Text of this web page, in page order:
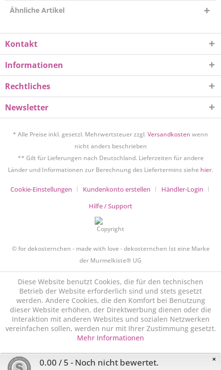
Ähnliche Artikel
Kontakt
Informationen
Rechtliches
Newsletter
* Alle Preise inkl. gesetzl. Mehrwertsteuer zzgl.Versandkosten wenn
nicht anders beschrieben
** Gilt für Lieferungen nach Deutschland. Lieferzeiten für andere
Länder und Informationen zur Berechnung des Liefertermins siehe hier.
Cookie-Einstellungen Kundenkonto erstellen
Händler-Login
Hilfe / Support
© for dekosternchen - made with love - dekosternchen Ist eine Marke
der Murmelkiste® UG
Diese Website benutzt Cookies, die für den technischen
Betrieb der Website erforderlich sind und stets gesetzt
werden. Andere Cookies, die den Komfort bei Benutzung
dieser Website erhöhen, der Direktwerbung dienen oder die
Interaktion mit anderen Websites und sozialen Netzwerken
vereinfachen sollen, werden nur mit Ihrer Zustimmung gesetzt.
Mehr Informationen
Ablehnen Alle akzeptieren Konfigurieren
×
0.00 / 5 - Noch nicht bewertet.